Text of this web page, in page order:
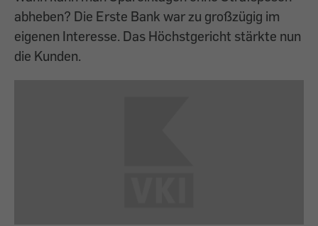
abheben? Die Erste Bank war zu großzügig im
eigenen Interesse. Das Höchstgericht stärkte nun
die Kunden.